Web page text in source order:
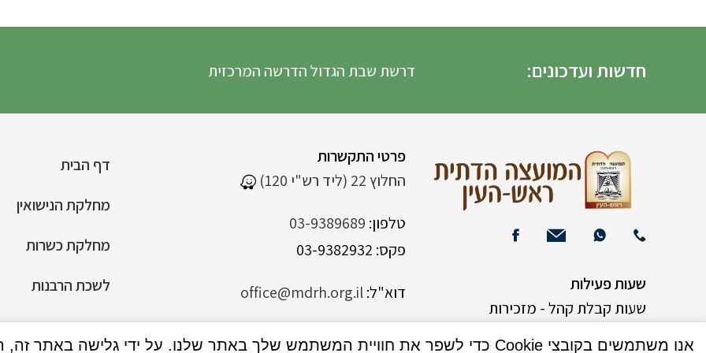
חדשות ועדכונים: דרשת שבת הגדול הדרשה המרכזית
דף הבית
מחלקת הנישואין
מחלקת כשרות
לשכת הרבנות
הצהרת נגישות
פרטי התקשרות
החלוץ 22 (ליד רש"י 120)
טלפון: 03-9389689
פקס: 03-9382932
דוא"ל:office@mdrh.org.il
שעות פעילות
שעות קבלת קהל - מזכירות
אנו משתמשים בקובצי Cookie כדי לשפר את חוויית המשתמש שלך באתר שלנו. על ידי גלישה באתר זה, הנך מסכים לשימוש שלנו בקובצי Cookie.